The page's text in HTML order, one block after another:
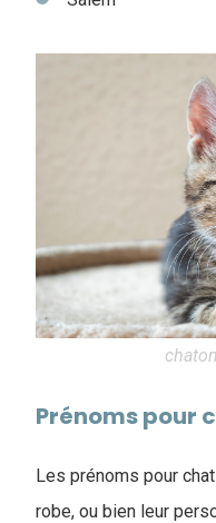
Prénoms pour
Les prénoms pour
robe, ou bien leur